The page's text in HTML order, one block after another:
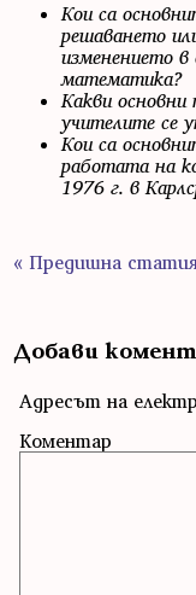
Кои са
решаването
изменението
математика?
Какви основни
учителите се
Кои са
работата на
1976 г. в
« Предишна
Добави
Адресът на
Коментар